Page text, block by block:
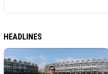
HEADLINES